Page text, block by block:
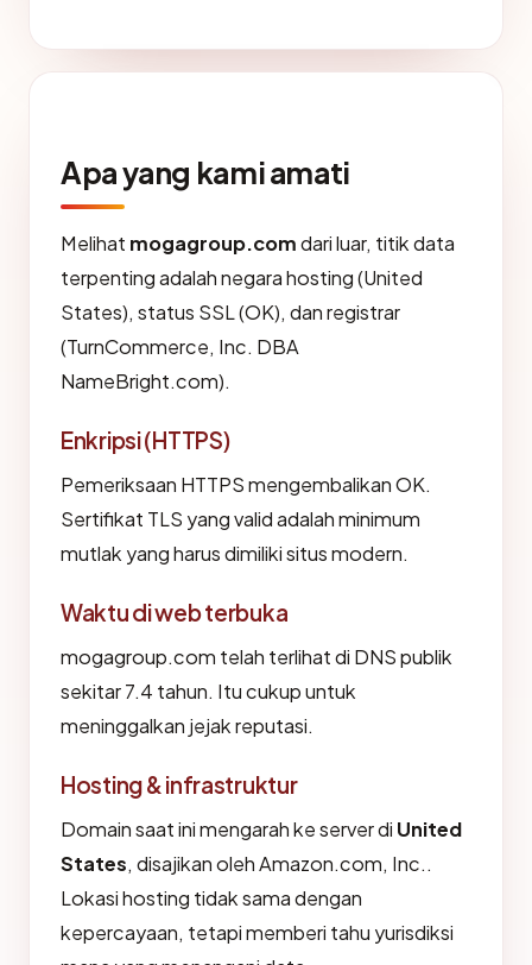
Apa yang kami amati
Melihat mogagroup.comdari luar, titik data
terpenting adalah negara hosting (United
States), status SSL (OK), dan registrar
(TurnCommerce, Inc. DBA
NameBright.com).
Enkripsi (HTTPS)
Pemeriksaan HTTPS mengembalikan OK.
Sertifikat TLS yang valid adalah minimum
mutlak yang harus dimiliki situs modern.
Waktu di web terbuka
mogagroup.com telah terlihat di DNS publik
sekitar 7.4 tahun. Itu cukup untuk
meninggalkan jejak reputasi.
Hosting & infrastruktur
Domain saat ini mengarah ke server di United
States, disajikan oleh Amazon.com, Inc..
Lokasi hosting tidak sama dengan
kepercayaan, tetapi memberi tahu yurisdiksi